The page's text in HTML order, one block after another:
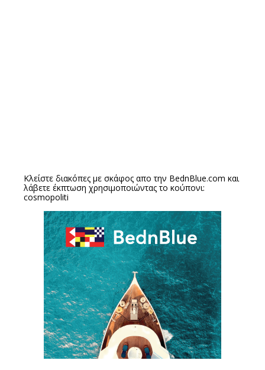
Κλείστε διακόπες με σκάφος απο την BednBlue.com και
λάβετε έκπτωση χρησιμοποιώντας το κούπονι:
cosmopoliti